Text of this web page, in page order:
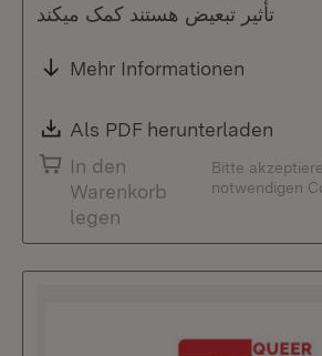
تأثیر تبعیض هستند کمک میکند
Mehr Informationen
Download:
Als PDF herunterladen
In den
Warenkorb
legen
Bitte
notwendigen